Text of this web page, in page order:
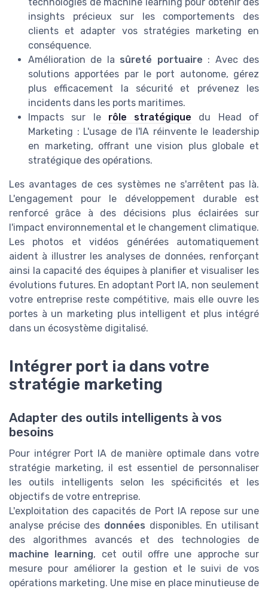
technologies de machine learning pour obtenir des
insights précieux sur les comportements des
clients et adapter vos stratégies marketing en
conséquence.
Amélioration de la sûreté portuaire : Avec des
solutions apportées par le port autonome, gérez
plus efficacement la sécurité et prévenez les
incidents dans les ports maritimes.
Impacts sur le rôle stratégique du Head of
Marketing : L'usage de l'IA réinvente le leadership
en marketing, offrant une vision plus globale et
stratégique des opérations.
Les avantages de ces systèmes ne s'arrêtent pas là.
L'engagement pour le développement durable est
renforcé grâce à des décisions plus éclairées sur
l'impact environnemental et le changement climatique.
Les photos et vidéos générées automatiquement
aident à illustrer les analyses de données, renforçant
ainsi la capacité des équipes à planifier et visualiser les
évolutions futures. En adoptant Port IA, non seulement
votre entreprise reste compétitive, mais elle ouvre les
portes à un marketing plus intelligent et plus intégré
dans un écosystème digitalisé.
Intégrer port ia dans votre
stratégie marketing
Adapter des outils intelligents à vos
besoins
Pour intégrer Port IA de manière optimale dans votre
stratégie marketing, il est essentiel de personnaliser
les outils intelligents selon les spécificités et les
objectifs de votre entreprise.
L'exploitation des capacités de Port IA repose sur une
analyse précise des données disponibles. En utilisant
des algorithmes avancés et des technologies de
machine learning, cet outil offre une approche sur
mesure pour améliorer la gestion et le suivi de vos
opérations marketing. Une mise en place minutieuse de